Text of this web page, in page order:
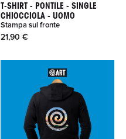
T-SHIRT - PONTILE - SINGLE
CHIOCCIOLA - UOMO
Stampa sul fronte
21,90 €